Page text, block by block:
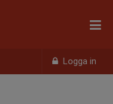
Logga in